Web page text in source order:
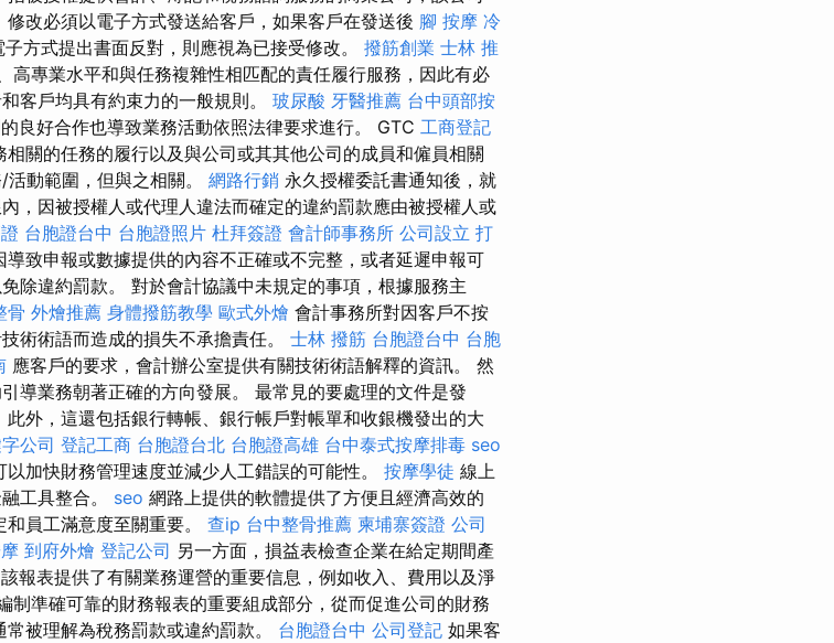
改必須以電子方式發送給客戶，如果客戶在發送後 腳 按摩 冷
方式提出書面反對，則應視為已接受修改。 撥筋創業 士林 推
高專業水平和與任務複雜性相匹配的責任履行服務，因此有必
客戶均具有約束力的一般規則。 玻尿酸 牙醫推薦 台中頭部按
良好合作也導致業務活動依照法律要求進行。 GTC 工商登記
關的任務的履行以及與公司或其其他公司的成員和僱員相關
動範圍，但與之相關。 網路行銷 永久授權委託書通知後，就
，因被授權人或代理人違法而確定的違約罰款應由被授權人或
台胞證台中 台胞證照片 杜拜簽證 會計師事務所 公司設立 打
致申報或數據提供的內容不正確或不完整，或者延遲申報可
除違約罰款。 對於會計協議中未規定的事項，根據服務主
骨 外燴推薦 身體撥筋教學 歐式外燴 會計事務所對因客戶不按
術術語而造成的損失不承擔責任。 士林 撥筋 台胞證台中 台胞
應客戶的要求，會計辦公室提供有關技術術語解釋的資訊。 然
導業務朝著正確的方向發展。 最常見的要處理的文件是發
外，這還包括銀行轉帳、銀行帳戶對帳單和收銀機發出的大
公司 登記工商 台胞證台北 台胞證高雄 台中泰式按摩排毒 seo
以加快財務管理速度並減少人工錯誤的可能性。 按摩學徒 線上
工具整合。 seo 網路上提供的軟體提供了方便且經濟高效的
員工滿意度至關重要。 查ip 台中整骨推薦 柬埔寨簽證 公司
到府外燴 登記公司 另一方面，損益表檢查企業在給定期間產
該報表提供了有關業務運營的重要信息，例如收入、費用以及淨
制準確可靠的財務報表的重要組成部分，從而促進公司的財務
被理解為稅務罰款或違約罰款。 台胞證台中 公司登記 如果客